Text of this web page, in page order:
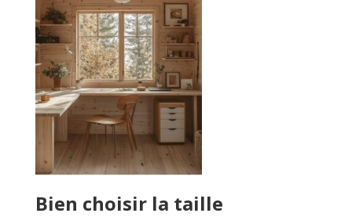
Bien choisir la taille